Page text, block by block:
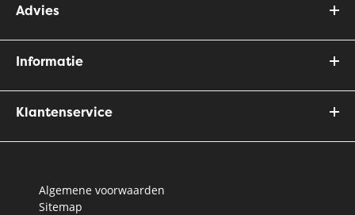
Advies
Informatie
Klantenservice
Algemene voorwaarden
Sitemap